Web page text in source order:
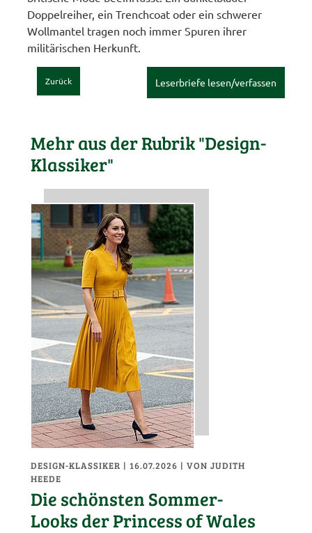
Doppelreiher, ein Trenchcoat oder ein schwerer
Wollmantel tragen noch immer Spuren ihrer
militärischen Herkunft.
Zurück Leserbriefe lesen/verfassen
Mehr aus der Rubrik "Design-
Klassiker"
DESIGN-KLASSIKER | 16.07.2026 |VON JUDITH
HEEDE
Die schönsten Sommer-
Looks der Princess of Wales